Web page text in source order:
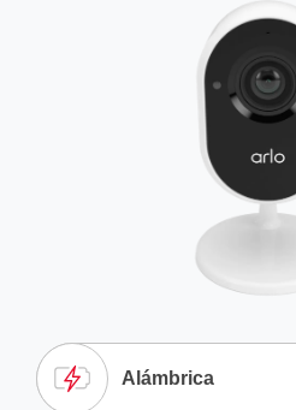
Alámbrica